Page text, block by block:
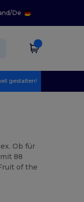
/De
gestalten!
Ob für
88
of the